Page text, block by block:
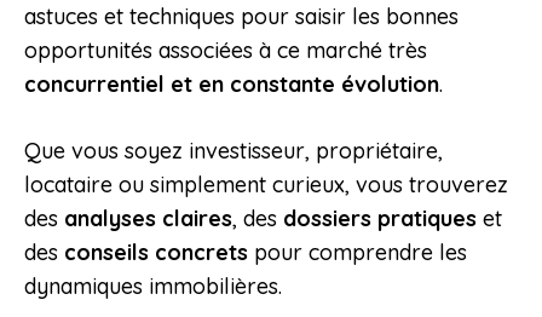
astuces et techniques pour saisir les bonnes
opportunités associées à ce marché très
concurrentiel et en constante évolution.
Que vous soyez investisseur, propriétaire,
locataire ou simplement curieux, vous trouverez
des analyses claires, des dossiers pratiques et
des conseils concrets pour comprendre les
dynamiques immobilières.